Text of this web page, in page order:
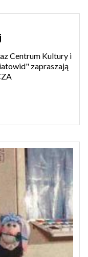
Centrum Kultury i
zapraszają